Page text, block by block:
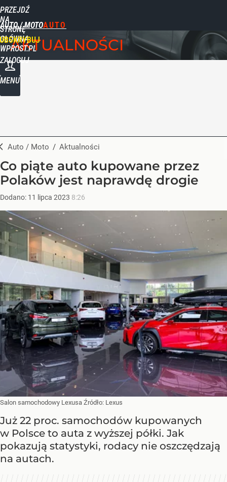
PRZEJDŹ
NA
STRONĘ
GŁÓWNĄ
WPROST.PL
AUTO / MOTO
ZALOGUJ
MENU
AKTUALNOŚCI
Auto / Moto / Aktualności
Co piąte auto kupowane przez
Polaków jest naprawdę drogie
Dodano: 11 lipca 2023 8:26
Salon samochodowy Lexusa Źródło: Lexus
Już 22 proc. samochodów kupowanych
w Polsce to auta z wyższej półki. Jak
pokazują statystyki, rodacy nie oszczędzają
na autach.